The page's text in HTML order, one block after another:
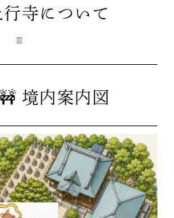
寺 について
境内案内図